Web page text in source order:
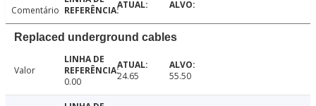
Comentário
Replaced underground cables
Valor
0.00
24.65 55.50